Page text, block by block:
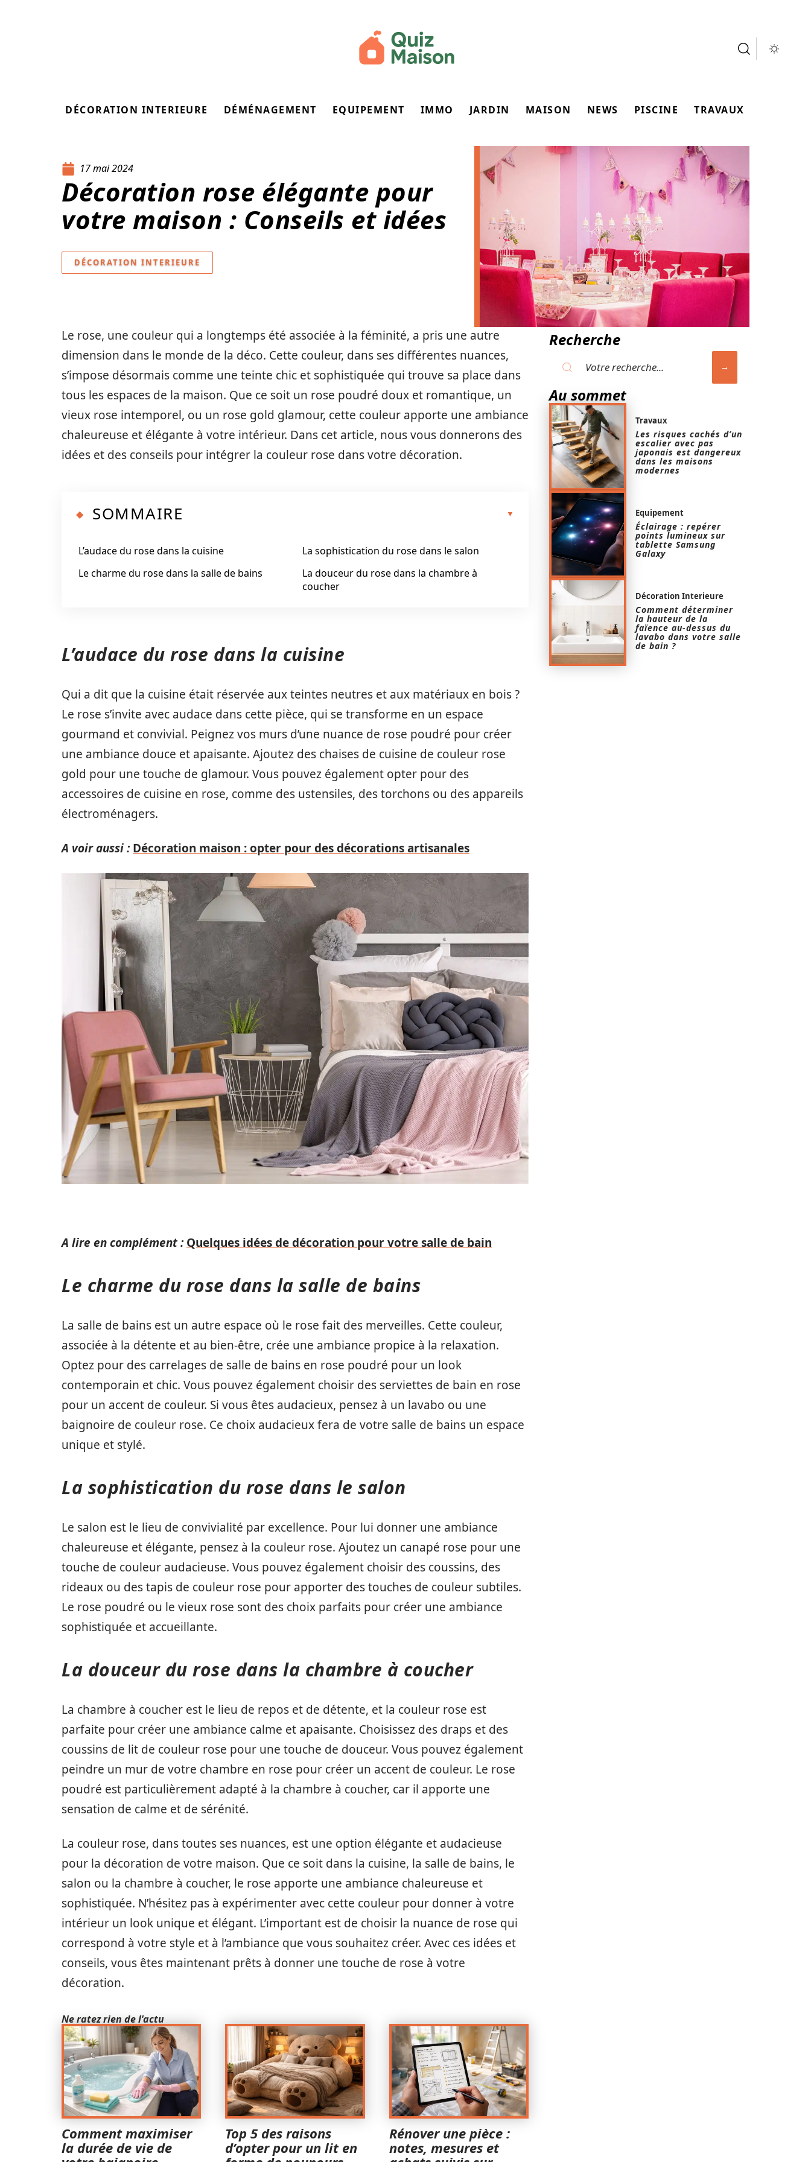
DÉCORATION INTERIEURE DÉMÉNAGEMENT EQUIPEMENT IMMO JARDIN MAISON NEWS PISCINE TRAVAUX
17 mai 2024
Décoration rose élégante pour
votre maison : Conseils et idées
DÉCORATION INTERIEURE
Le rose, une couleur qui a longtemps été associée à la féminité, a pris une autre
dimension dans le monde de la déco. Cette couleur, dans ses différentes nuances,
s’impose désormais comme une teinte chic et sophistiquée qui trouve sa place dans
tous les espaces de la maison. Que ce soit un rose poudré doux et romantique, un
vieux rose intemporel, ou un rose gold glamour, cette couleur apporte une ambiance
chaleureuse et élégante à votre intérieur. Dans cet article, nous vous donnerons des
idées et des conseils pour intégrer la couleur rose dans votre décoration.
SOMMAIRE
L’audace du rose dans la cuisine
Le charme du rose dans la salle de bains
La sophistication du rose dans le salon
La douceur du rose dans la chambre à
coucher
L’audace du rose dans la cuisine
Qui a dit que la cuisine était réservée aux teintes neutres et aux matériaux en bois ?
Le rose s’invite avec audace dans cette pièce, qui se transforme en un espace
gourmand et convivial. Peignez vos murs d’une nuance de rose poudré pour créer
une ambiance douce et apaisante. Ajoutez des chaises de cuisine de couleur rose
gold pour une touche de glamour. Vous pouvez également opter pour des
accessoires de cuisine en rose, comme des ustensiles, des torchons ou des appareils
électroménagers.
A voir aussi : Décoration maison : opter pour des décorations artisanales
A lire en complément : Quelques idées de décoration pour votre salle de bain
Le charme du rose dans la salle de bains
La salle de bains est un autre espace où le rose fait des merveilles. Cette couleur,
associée à la détente et au bien-être, crée une ambiance propice à la relaxation.
Optez pour des carrelages de salle de bains en rose poudré pour un look
contemporain et chic. Vous pouvez également choisir des serviettes de bain en rose
pour un accent de couleur. Si vous êtes audacieux, pensez à un lavabo ou une
baignoire de couleur rose. Ce choix audacieux fera de votre salle de bains un espace
unique et stylé.
La sophistication du rose dans le salon
Le salon est le lieu de convivialité par excellence. Pour lui donner une ambiance
chaleureuse et élégante, pensez à la couleur rose. Ajoutez un canapé rose pour une
touche de couleur audacieuse. Vous pouvez également choisir des coussins, des
rideaux ou des tapis de couleur rose pour apporter des touches de couleur subtiles.
Le rose poudré ou le vieux rose sont des choix parfaits pour créer une ambiance
sophistiquée et accueillante.
La douceur du rose dans la chambre à coucher
La chambre à coucher est le lieu de repos et de détente, et la couleur rose est
parfaite pour créer une ambiance calme et apaisante. Choisissez des draps et des
coussins de lit de couleur rose pour une touche de douceur. Vous pouvez également
peindre un mur de votre chambre en rose pour créer un accent de couleur. Le rose
poudré est particulièrement adapté à la chambre à coucher, car il apporte une
sensation de calme et de sérénité.
La couleur rose, dans toutes ses nuances, est une option élégante et audacieuse
pour la décoration de votre maison. Que ce soit dans la cuisine, la salle de bains, le
salon ou la chambre à coucher, le rose apporte une ambiance chaleureuse et
sophistiquée. N’hésitez pas à expérimenter avec cette couleur pour donner à votre
intérieur un look unique et élégant. L’important est de choisir la nuance de rose qui
correspond à votre style et à l’ambiance que vous souhaitez créer. Avec ces idées et
conseils, vous êtes maintenant prêts à donner une touche de rose à votre
décoration.
Ne ratez rien de l'actu
Comment maximiser
la durée de vie de
Top 5 des raisons
d’opter pour un lit en
Rénover une pièce :
notes, mesures et
Recherche
Au sommet
Travaux
Les risques cachés d’un
escalier avec pas
japonais est dangereux
dans les maisons
modernes
Equipement
Éclairage : repérer
points lumineux sur
tablette Samsung
Galaxy
Décoration Interieure
Comment déterminer
la hauteur de la
faïence au-dessus du
lavabo dans votre salle
de bain ?